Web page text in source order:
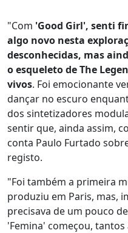
"Com 'Good Girl', senti
algo novo nesta
desconhecidas, mas
o esqueleto de The
vivos. Foi emocionante
dançar no escuro
dos sintetizadores
sentir que, ainda assim,
conta Paulo Furtado
registo.
"Foi também a primeira
produziu em Paris, mas,
precisava de um pouco
'Femina' começou, tantos